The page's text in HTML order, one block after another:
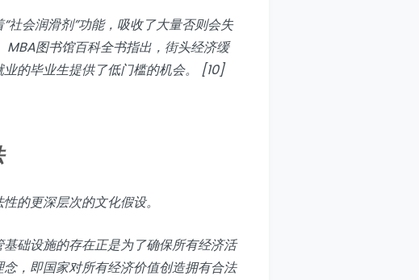
会润滑剂”功能，吸收了大量否则会失
图书馆百科全书指出，街头经济缓
的毕业生提供了低门槛的机会。 [10]
的更深层次的文化假设。
础设施的存在正是为了确保所有经济活
，即国家对所有经济价值创造拥有合法